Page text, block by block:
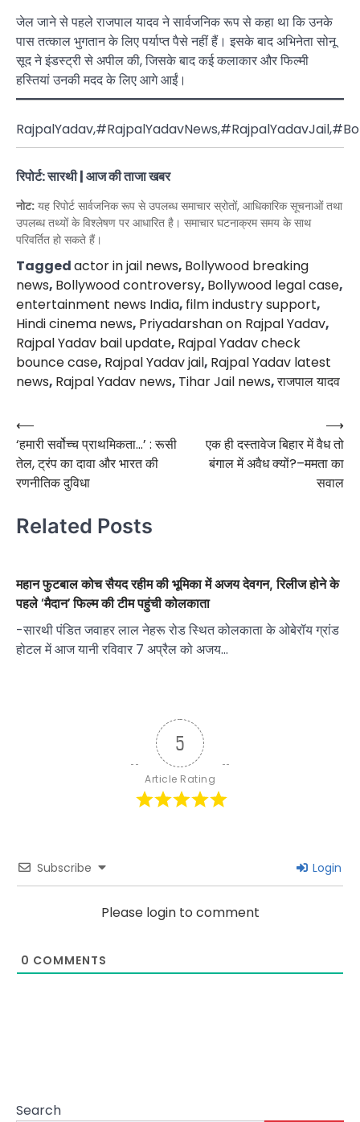
जेल जाने से पहले राजपाल यादव ने सार्वजनिक रूप से कहा था कि उनके
पास तत्काल भुगतान के लिए पर्याप्त पैसे नहीं हैं। इसके बाद अभिनेता सोनू
सूद ने इंडस्ट्री से अपील की, जिसके बाद कई कलाकार और फिल्मी
हस्तियां उनकी मदद के लिए आगे आईं।
रिपोर्ट: सारथी | आज की ताजा खबर
नोट: यह रिपोर्ट सार्वजनिक रूप से उपलब्ध समाचार स्रोतों, आधिकारिक सूचनाओं तथा
उपलब्ध तथ्यों के विश्लेषण पर आधारित है। समाचार घटनाक्रम समय के साथ
परिवर्तित हो सकते हैं।
Taggedactor in jail news, Bollywood breaking
news, Bollywood controversy, Bollywood legal case,
entertainment news India, film industry support,
Hindi cinema news, Priyadarshan on Rajpal Yadav,
Rajpal Yadav bail update, Rajpal Yadav check
bounce case, Rajpal Yadav jail, Rajpal Yadav latest
news, Rajpal Yadav news, Tihar Jail news,राजपाल यादव
Post
navigation
⟵
‘हमारी सर्वोच्च प्राथमिकता…’ : रूसी
तेल, ट्रंप का दावा और भारत की
रणनीतिक दुविधा
एक ही दस्तावेज बिहार में वैध तो
बंगाल में अवैध क्यों?–ममता का
सवाल
⟶
Related Posts
महान फुटबाल कोच सैयद रहीम की भूमिका में अजय देवगन, रिलीज होने के
पहले ‘मैदान’ फिल्म की टीम पहुंची कोलकाता
-सारथी पंडित जवाहर लाल नेहरू रोड स्थित कोलकाता के ओबेरॉय ग्रांड
होटल में आज यानी रविवार 7 अप्रैल को अजय…
5
Article Rating
Subscribe Login
Please login to comment
0 COMMENTS
Search